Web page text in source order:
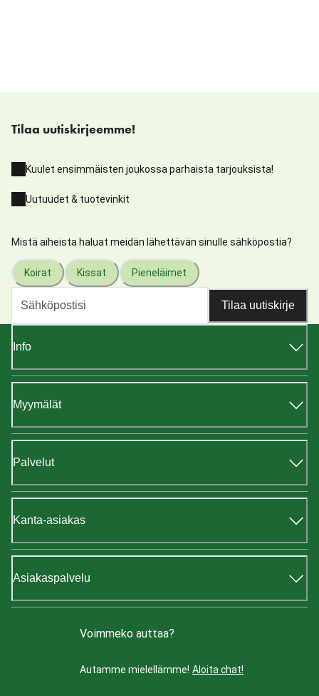
Tilaa uutiskirjeemme!
Kuulet ensimmäisten joukossa parhaista tarjouksista!
Uutuudet & tuotevinkit
Mistä aiheista haluat meidän lähettävän sinulle sähköpostia?
Koirat Kissat Pieneläimet
Tilaa uutiskirje
Info
Myymälät
Palvelut
Kanta-asiakas
Asiakaspalvelu
Voimmeko auttaa?
Autamme mielellämme! Aloita chat!